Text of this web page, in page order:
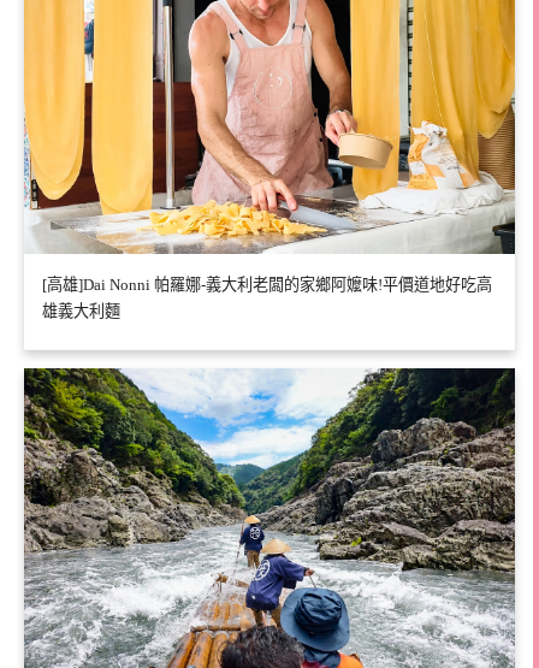
[高雄]Dai Nonni 帕羅娜-義大利老闆的家鄉阿嬤味!平價道地好吃高
雄義大利麵